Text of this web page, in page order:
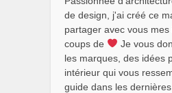
de design, j'ai créé ce
partager avec vous
coups de
Je vous
les marques, des idées
intérieur qui vous
guide dans les